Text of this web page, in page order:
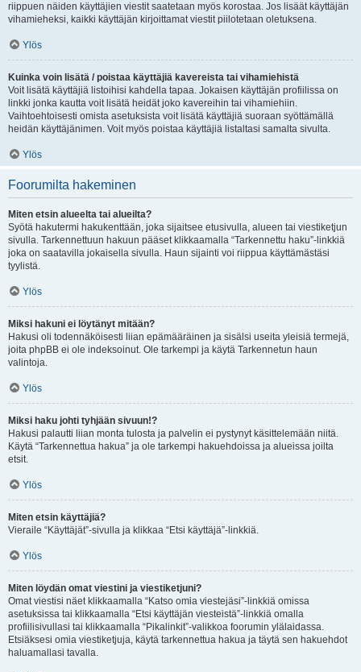
riippuen näiden käyttäjien viestit saatetaan myös korostaa. Jos lisäät käyttäjän
vihamieheksi, kaikki käyttäjän kirjoittamat viestit piilotetaan oletuksena.
Ylös
Kuinka voin lisätä / poistaa käyttäjiä kavereista tai vihamiehistä
Voit lisätä käyttäjiä listoihisi kahdella tapaa. Jokaisen käyttäjän profiilissa on
linkki jonka kautta voit lisätä heidät joko kavereihin tai vihamiehiin.
Vaihtoehtoisesti omista asetuksista voit lisätä käyttäjiä suoraan syöttämällä
heidän käyttäjänimen. Voit myös poistaa käyttäjiä listaltasi samalta sivulta.
Ylös
Foorumilta hakeminen
Miten etsin alueelta tai alueilta?
Syötä hakutermi hakukenttään, joka sijaitsee etusivulla, alueen tai viestiketjun
sivulla. Tarkennettuun hakuun pääset klikkaamalla “Tarkennettu haku”-linkkiä
joka on saatavilla jokaisella sivulla. Haun sijainti voi riippua käyttämästäsi
tyylistä.
Ylös
Miksi hakuni ei löytänyt mitään?
Hakusi oli todennäköisesti liian epämääräinen ja sisälsi useita yleisiä termejä,
joita phpBB ei ole indeksoinut. Ole tarkempi ja käytä Tarkennetun haun
valintoja.
Ylös
Miksi haku johti tyhjään sivuun!?
Hakusi palautti liian monta tulosta ja palvelin ei pystynyt käsittelemään niitä.
Käytä “Tarkennettua hakua” ja ole tarkempi hakuehdoissa ja alueissa joilta
etsit.
Ylös
Miten etsin käyttäjiä?
Vieraile “Käyttäjät”-sivulla ja klikkaa “Etsi käyttäjä”-linkkiä.
Ylös
Miten löydän omat viestini ja viestiketjuni?
Omat viestisi näet klikkaamalla “Katso omia viestejäsi”-linkkiä omissa
asetuksissa tai klikkaamalla “Etsi käyttäjän viesteistä”-linkkiä omalla
profiilisivullasi tai klikkaamalla “Pikalinkit”-valikkoa foorumin ylälaidassa.
Etsiäksesi omia viestiketjuja, käytä tarkennettua hakua ja täytä sen hakuehdot
haluamallasi tavalla.